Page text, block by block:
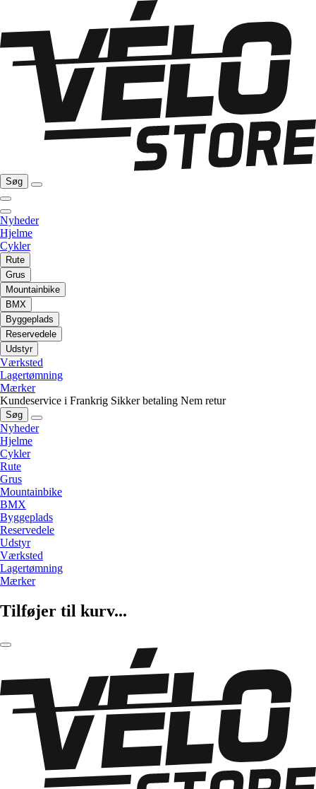
Søg
Nyheder
Hjelme
Cykler
Rute
Grus
Mountainbike
BMX
Byggeplads
Reservedele
Udstyr
Værksted
Lagertømning
Mærker
Kundeservice i Frankrig Sikker betaling Nem retur
Søg
Nyheder
Hjelme
Cykler
Rute
Grus
Mountainbike
BMX
Byggeplads
Reservedele
Udstyr
Værksted
Lagertømning
Mærker
Tilføjer til kurv...